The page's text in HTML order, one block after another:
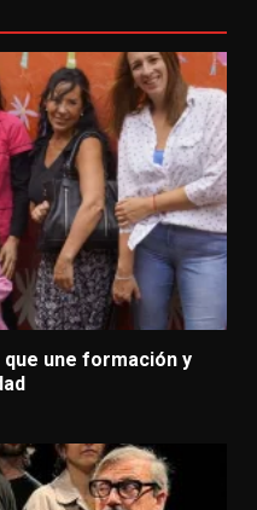
que une formación y